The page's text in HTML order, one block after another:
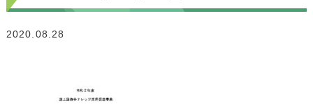
2020.08.28